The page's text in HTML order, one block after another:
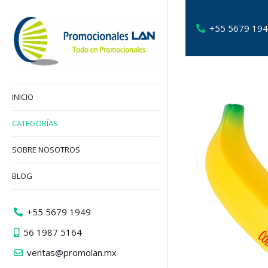
+55 5679
INICIO
CATEGORÍAS
SOBRE NOSOTROS
BLOG
+55 5679 1949
56 1987 5164
ventas@promolan.mx